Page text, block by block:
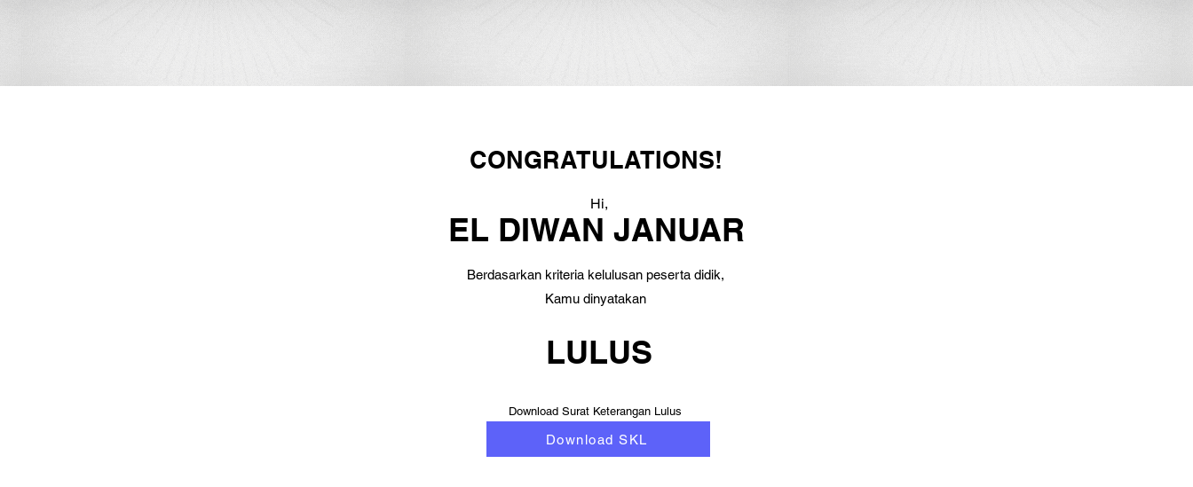
CONGRATULATIONS!
Hi,
EL DIWAN JANUAR
Berdasarkan kriteria kelulusan peserta didik,
Kamu dinyatakan
LULUS
Download Surat Keterangan Lulus
Download SKL